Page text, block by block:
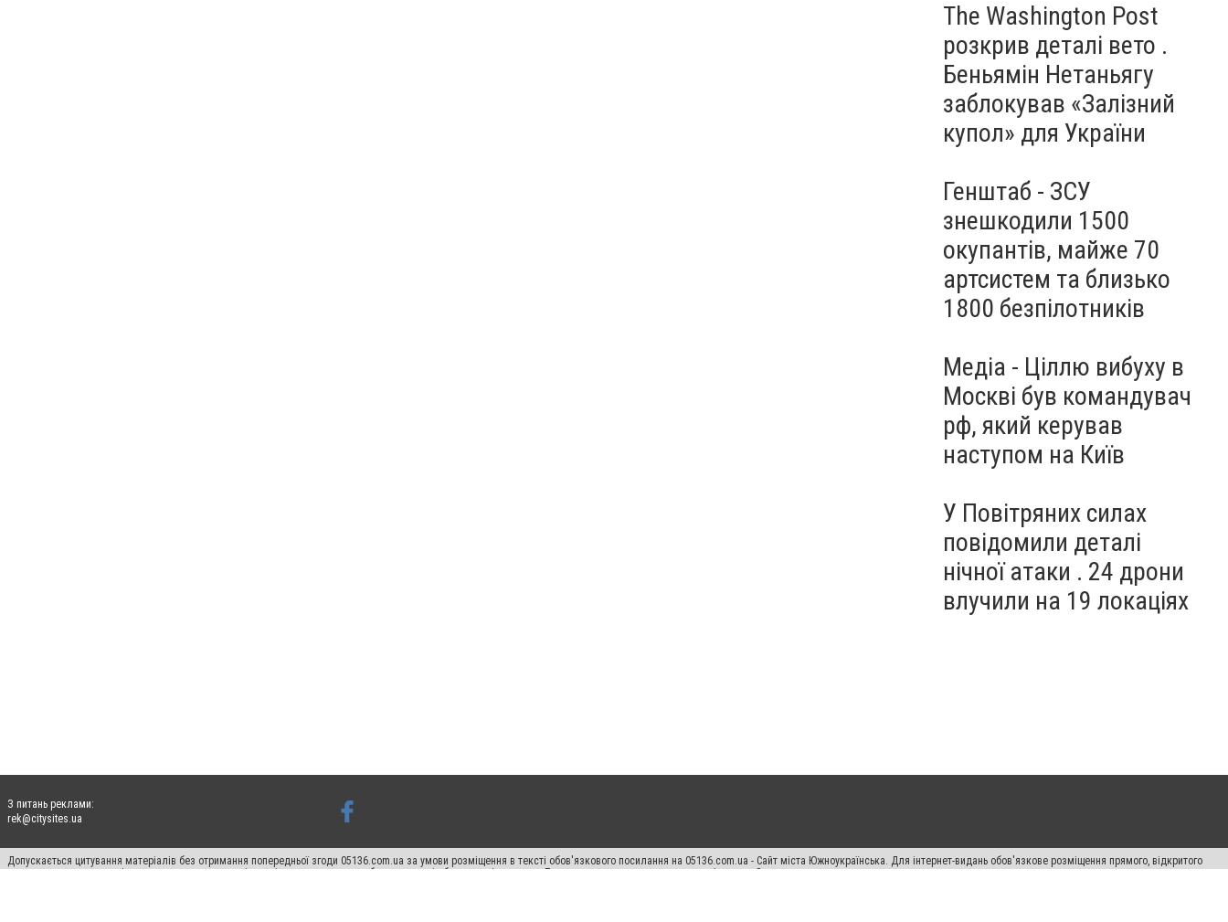
The Washington Post
розкрив деталі вето .
Беньямін Нетаньягу
заблокував «Залізний
купол» для України
Генштаб - ЗСУ
знешкодили 1500
окупантів, майже 70
артсистем та близько
1800 безпілотників
Медіа - Ціллю вибуху в
Москві був командувач
рф, який керував
наступом на Київ
У Повітряних силах
повідомили деталі
нічної атаки . 24 дрони
влучили на 19 локаціях
З питань реклами:
rek@citysites.ua
Допускається цитування матеріалів без отримання попередньої згоди 05136.com.ua за умови розміщення в тексті обов'язкового посилання на 05136.com.ua - Сайт міста Южноукраїнська. Для інтернет-видань обов'язкове розміщення прямого, відкритого
для пошукових систем гіперпосилання на цитовані статті не нижче другого абзацу в тексті або в якості джерела. Порушення виняткових прав переслідується Законом.